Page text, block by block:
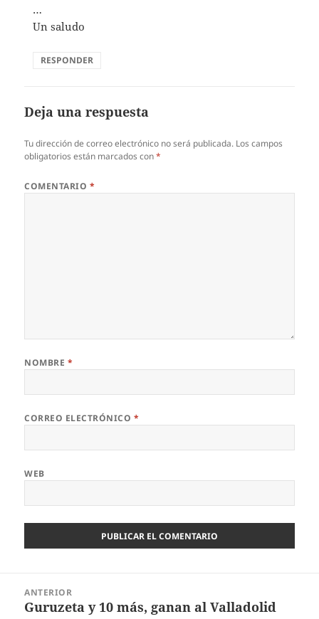
…
Un saludo
RESPONDER
Deja una respuesta
Tu dirección de correo electrónico no será publicada. Los campos
obligatorios están marcados con*
COMENTARIO *
NOMBRE *
CORREO ELECTRÓNICO *
WEB
entradas
ANTERIOR
Entrada
Guruzeta y 10 más, ganan al Valladolid